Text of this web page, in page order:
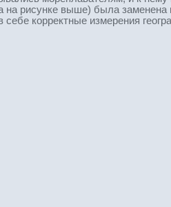
на рисунке выше) была заменена
корректные измерения